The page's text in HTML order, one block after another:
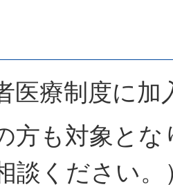
医療制度に加
方も対象と
談ください。